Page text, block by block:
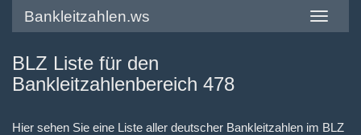
Toggle
Bankleitzahlen.ws
BLZ Liste für den
Bankleitzahlenbereich 478
Hier sehen Sie eine Liste aller deutscher Bankleitzahlen im BLZ